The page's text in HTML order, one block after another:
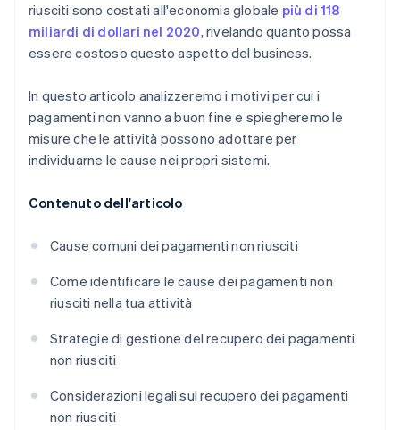
riusciti sono costati all'economia globale più di 118
miliardi di dollari nel 2020, rivelando quanto possa
essere costoso questo aspetto del business.
In questo articolo analizzeremo i motivi per cui i
pagamenti non vanno a buon fine e spiegheremo le
misure che le attività possono adottare per
individuarne le cause nei propri sistemi.
Contenuto dell'articolo
Cause comuni dei pagamenti non riusciti
Come identificare le cause dei pagamenti non
riusciti nella tua attività
Strategie di gestione del recupero dei pagamenti
non riusciti
Considerazioni legali sul recupero dei pagamenti
non riusciti